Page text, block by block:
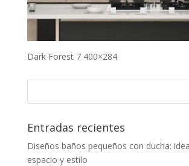
Dark Forest 7 400×284
Entradas recientes
Diseños baños pequeños con ducha:
espacio y estilo